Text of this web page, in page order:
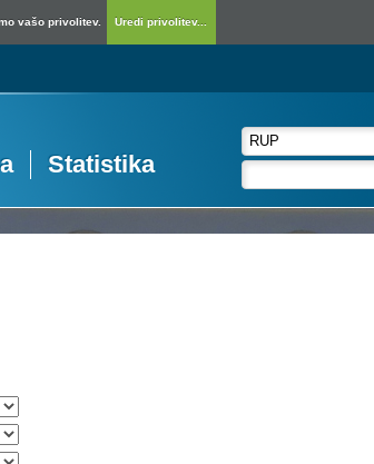
vašo privolitev. Uredi privolitev...
Statistika